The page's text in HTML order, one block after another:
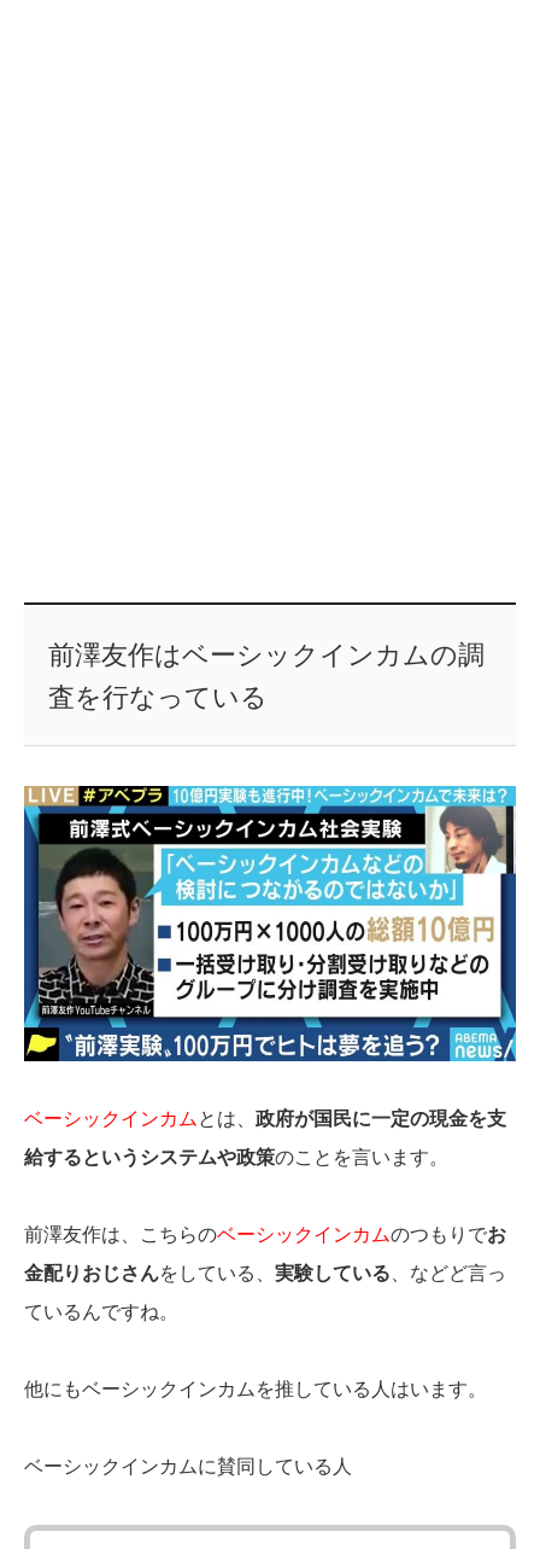
前澤友作はベーシックインカムの調
査を行なっている
ベーシックインカム とは、 政府が国民に一定の現金を支
給するというシステムや政策のことを言います。
前澤友作は、こちらのベーシックインカムのつもりでお
金配りおじさんをしている、 実験している 、などど言っ
ているんですね。
他にもベーシックインカムを推している人はいます。
ベーシックインカムに賛同している人